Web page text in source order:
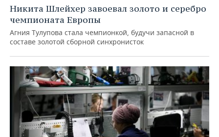
Никита Шлейхер завоевал золото и серебро
чемпионата Европы
Агния Тулупова стала чемпионкой, будучи запасной в
составе золотой сборной синхронисток